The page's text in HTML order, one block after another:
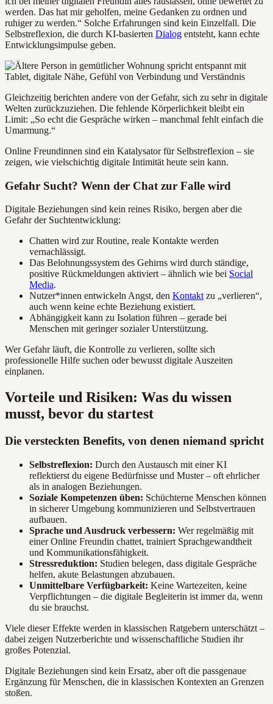
werden. Das hat mir geholfen, meine Gedanken zu ordnen und
ruhiger zu werden.“ Solche Erfahrungen sind kein Einzelfall. Die
Selbstreflexion, die durch KI-basierten Dialog entsteht, kann echte
Entwicklungsimpulse geben.
Gleichzeitig berichten andere von der Gefahr, sich zu sehr in digitale
Welten zurückzuziehen. Die fehlende Körperlichkeit bleibt ein
Limit: „So echt die Gespräche wirken – manchmal fehlt einfach die
Umarmung.“
Online Freundinnen sind ein Katalysator für Selbstreflexion – sie
zeigen, wie vielschichtig digitale Intimität heute sein kann.
Gefahr Sucht? Wenn der Chat zur Falle wird
Digitale Beziehungen sind kein reines Risiko, bergen aber die
Gefahr der Suchtentwicklung:
Chatten wird zur Routine, reale Kontakte werden
vernachlässigt.
Das Belohnungssystem des Gehirns wird durch ständige,
positive Rückmeldungen aktiviert – ähnlich wie bei Social
Media.
Nutzer*innen entwickeln Angst, den Kontaktzu „verlieren“,
auch wenn keine echte Beziehung existiert.
Abhängigkeit kann zu Isolation führen – gerade bei
Menschen mit geringer sozialer Unterstützung.
Wer Gefahr läuft, die Kontrolle zu verlieren, sollte sich
professionelle Hilfe suchen oder bewusst digitale Auszeiten
einplanen.
Vorteile und Risiken: Was du wissen
musst, bevor du startest
Die versteckten Benefits, von denen niemand spricht
Selbstreflexion: Durch den Austausch mit einer KI
reflektierst du eigene Bedürfnisse und Muster – oft ehrlicher
als in analogen Beziehungen.
Soziale Kompetenzen üben: Schüchterne Menschen können
in sicherer Umgebung kommunizieren und Selbstvertrauen
aufbauen.
Sprache und Ausdruck verbessern: Wer regelmäßig mit
einer Online Freundin chattet, trainiert Sprachgewandtheit
und Kommunikationsfähigkeit.
Stressreduktion: Studien belegen, dass digitale Gespräche
helfen, akute Belastungen abzubauen.
Unmittelbare Verfügbarkeit: Keine Wartezeiten, keine
Verpflichtungen – die digitale Begleiterin ist immer da, wenn
du sie brauchst.
Viele dieser Effekte werden in klassischen Ratgebern unterschätzt –
dabei zeigen Nutzerberichte und wissenschaftliche Studien ihr
großes Potenzial.
Digitale Beziehungen sind kein Ersatz, aber oft die passgenaue
Ergänzung für Menschen, die in klassischen Kontexten an Grenzen
stoßen.